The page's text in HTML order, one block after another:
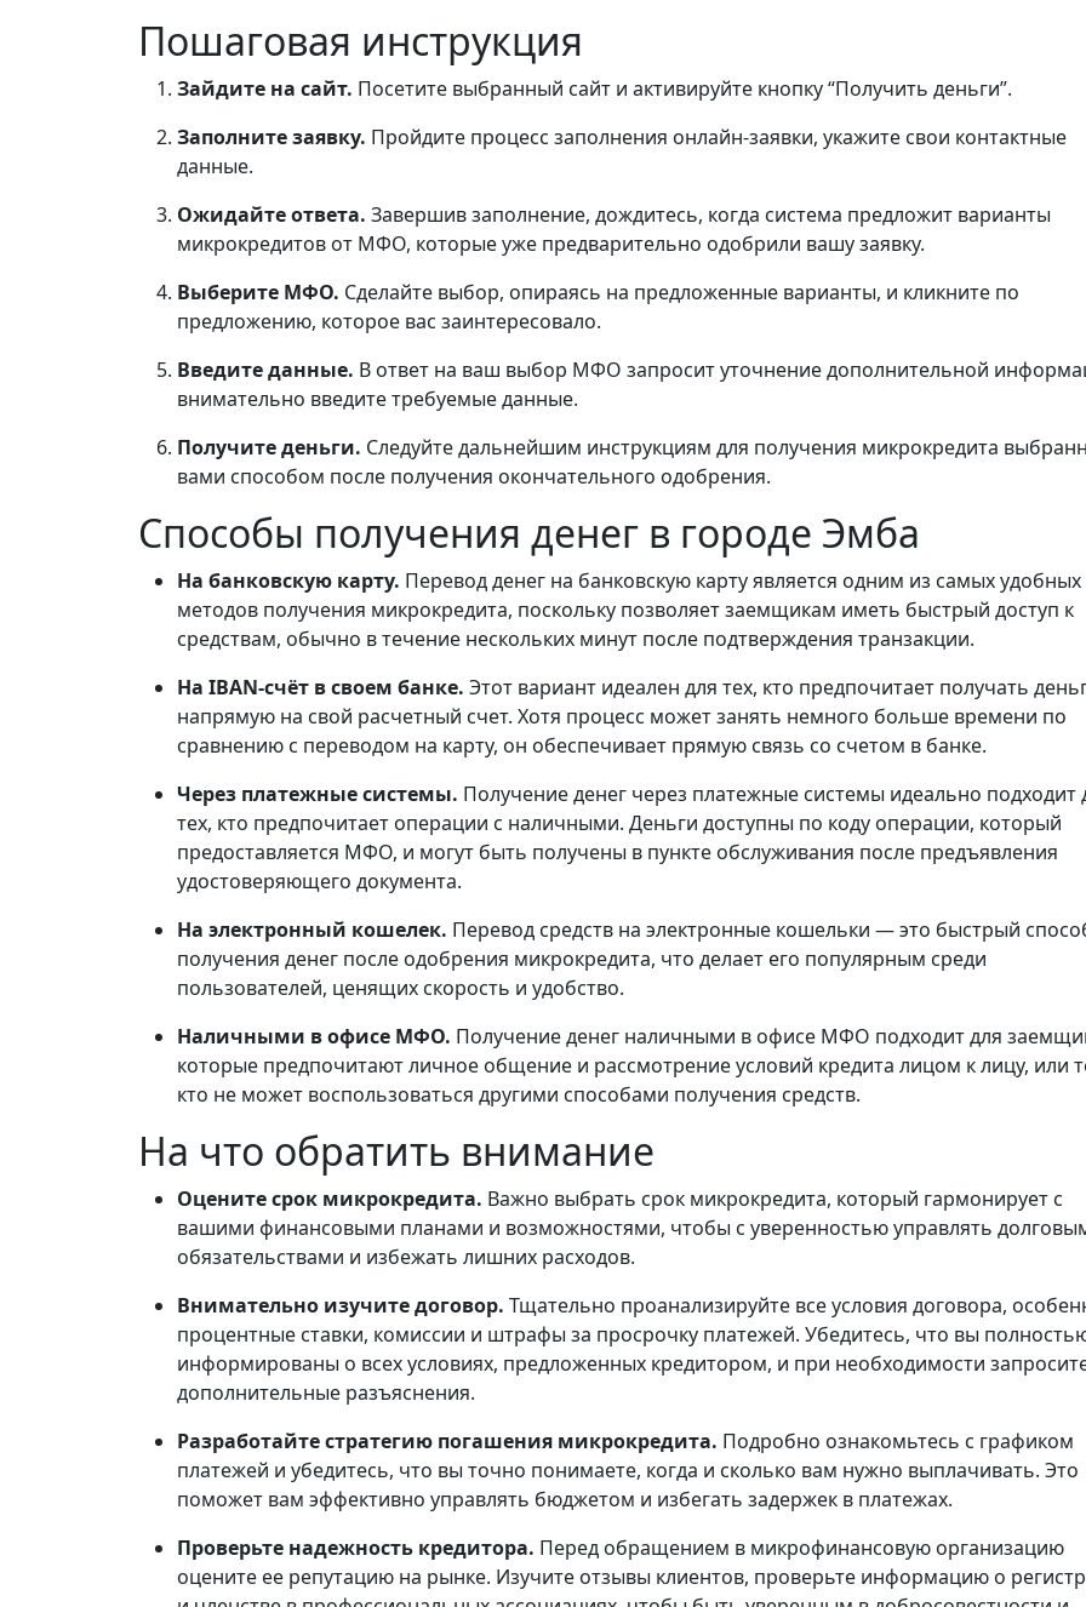
Пошаговая инструкция
Зайдите на сайт. Посетите выбранный сайт и активируйте кнопку “Получить деньги”.
Заполните заявку. Пройдите процесс заполнения онлайн-заявки, укажите свои контактные
данные.
Ожидайте ответа. Завершив заполнение, дождитесь, когда система предложит варианты
микрокредитов от МФО, которые уже предварительно одобрили вашу заявку.
Выберите МФО. Сделайте выбор, опираясь на предложенные варианты, и кликните по
предложению, которое вас заинтересовало.
Введите данные. В ответ на ваш выбор МФО запросит уточнение дополнительной
внимательно введите требуемые данные.
Получите деньги. Следуйте дальнейшим инструкциям для получения микрокредита
вами способом после получения окончательного одобрения.
Способы получения денег в городе Эмба
На банковскую карту. Перевод денег на банковскую карту является одним из самых удобных
методов получения микрокредита, поскольку позволяет заемщикам иметь быстрый доступ к
средствам, обычно в течение нескольких минут после подтверждения транзакции.
На IBAN-счёт в своем банке. Этот вариант идеален для тех, кто предпочитает получать
напрямую на свой расчетный счет. Хотя процесс может занять немного больше времени по
сравнению с переводом на карту, он обеспечивает прямую связь со счетом в банке.
Через платежные системы. Получение денег через платежные системы идеально подходит
тех, кто предпочитает операции с наличными. Деньги доступны по коду операции, который
предоставляется МФО, и могут быть получены в пункте обслуживания после предъявления
удостоверяющего документа.
На электронный кошелек. Перевод средств на электронные кошельки — это быстрый
получения денег после одобрения микрокредита, что делает его популярным среди
пользователей, ценящих скорость и удобство.
Наличными в офисе МФО. Получение денег наличными в офисе МФО подходит для
которые предпочитают личное общение и рассмотрение условий кредита лицом к лицу, или
кто не может воспользоваться другими способами получения средств.
На что обратить внимание
Оцените срок микрокредита. Важно выбрать срок микрокредита, который гармонирует с
вашими финансовыми планами и возможностями, чтобы с уверенностью управлять
обязательствами и избежать лишних расходов.
Внимательно изучите договор. Тщательно проанализируйте все условия договора,
процентные ставки, комиссии и штрафы за просрочку платежей. Убедитесь, что вы
информированы о всех условиях, предложенных кредитором, и при необходимости
дополнительные разъяснения.
Разработайте стратегию погашения микрокредита. Подробно ознакомьтесь с графиком
платежей и убедитесь, что вы точно понимаете, когда и сколько вам нужно выплачивать. Это
поможет вам эффективно управлять бюджетом и избегать задержек в платежах.
Проверьте надежность кредитора. Перед обращением в микрофинансовую организацию
оцените ее репутацию на рынке. Изучите отзывы клиентов, проверьте информацию о